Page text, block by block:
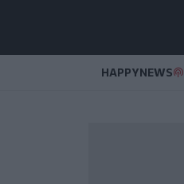
HAPPYNEWS